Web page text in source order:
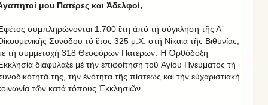
μου Πατέρες και Ἀδελφοί,
συμπληρώνονται 1.700 ἒτη ἀπό τή σύγκληση τῆς Α΄
Συνόδου τό ἒτος 325 μ.Χ. στή Νίκαια τῆς Βιθυνίας,
τή συμμετοχή 318 Θεοφόρων Πατέρων. Ἡ Ὀρθόδοξη
διαφύλαξε μέ τήν ἐπιφοίτηση τοῦ Ἁγίου Πνεύματος τή
της, τήν ἑνότητα τῆς πίστεως καί τήν εὐχαριστιακή
τῶν κατά τόπους Ἐκκλησιῶν.